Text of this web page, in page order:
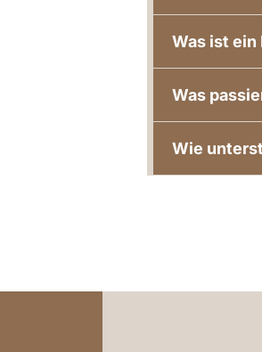
Was ist
Was
Wie